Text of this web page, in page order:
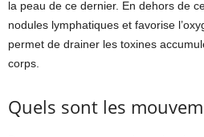
la peau de ce dernier. En dehors de
nodules lymphatiques et favorise
permet de drainer les toxines
corps.
Quels sont les